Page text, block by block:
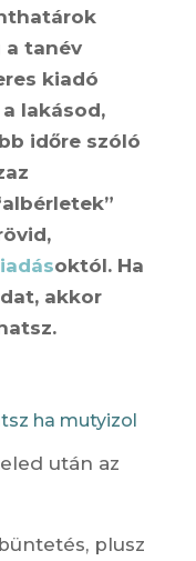
a tanév
kiadó
lakásod,
időre szóló
októl. Ha
akkor
ha mutyizol
után az
plusz